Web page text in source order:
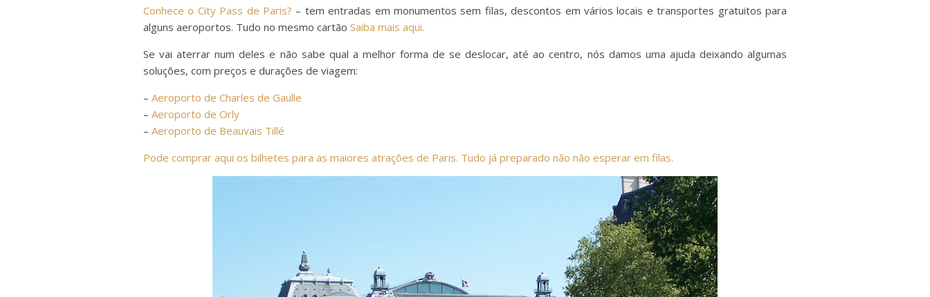
Conhece o City Pass de Paris? – tem entradas em monumentos sem filas, descontos em vários locais e transportes gratuitos para
alguns aeroportos. Tudo no mesmo cartão Saiba mais aqui.
Se vai aterrar num deles e não sabe qual a melhor forma de se deslocar, até ao centro, nós damos uma ajuda deixando algumas
soluções, com preços e durações de viagem:
– Aeroporto de Charles de Gaulle
– Aeroporto de Orly
– Aeroporto de Beauvais Tillé
Pode comprar aqui os bilhetes para as maiores atrações de Paris. Tudo já preparado não não esperar em filas.